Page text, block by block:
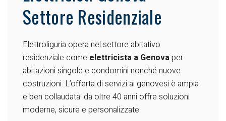
Settore Residenziale
Elettroliguria opera nel settore abitativo
residenziale come elettricista a Genovaper
abitazioni singole e condomini nonché nuove
costruzioni. L’offerta di servizi ai genovesi è ampia
e ben collaudata: da oltre 40 anni offre soluzioni
moderne, sicure e personalizzate.